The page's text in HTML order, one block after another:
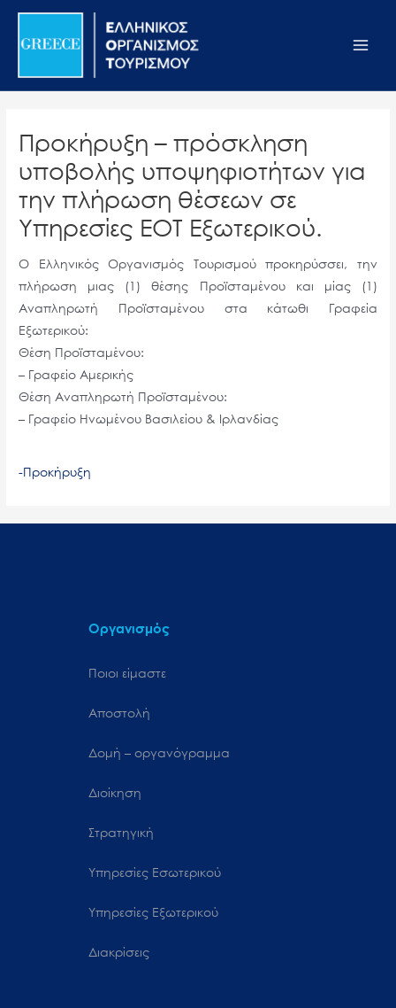
Σημείωση:
ιστότοπος
σύστημα
προσβασιμότητας.
Μετάβαση
περιεχόμενο
Προκήρυξη – πρόσκληση
υποβολής υποψηφιοτήτων για
την πλήρωση θέσεων σε
Υπηρεσίες ΕΟΤ Εξωτερικού.
Ο Ελληνικός Οργανισμός Τουρισμού προκηρύσσει, την
πλήρωση μιας (1) θέσης Προϊσταμένου και μίας (1)
Αναπληρωτή Προϊσταμένου στα κάτωθι Γραφεία
Εξωτερικού:
Θέση Προϊσταμένου:
– Γραφείο Αμερικής
Θέση Αναπληρωτή Προϊσταμένου:
– Γραφείο Ηνωμένου Βασιλείου & Ιρλανδίας
-Προκήρυξη
Οργανισμός
Ποιοι είμαστε
Αποστολή
Δομή – οργανόγραμμα
Διοίκηση
Στρατηγική
Υπηρεσίες Εσωτερικού
Υπηρεσίες Εξωτερικού
Διακρίσεις